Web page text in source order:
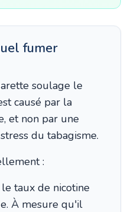
fumer
soulage le
causé par la
et non par une
du tabagisme.
:
taux de nicotine
À mesure qu'il